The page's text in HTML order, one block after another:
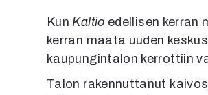
KunKaltio edellisen kerran
kerran maata uuden
kaupungintalon kerrottiin
Talon rakennuttanut